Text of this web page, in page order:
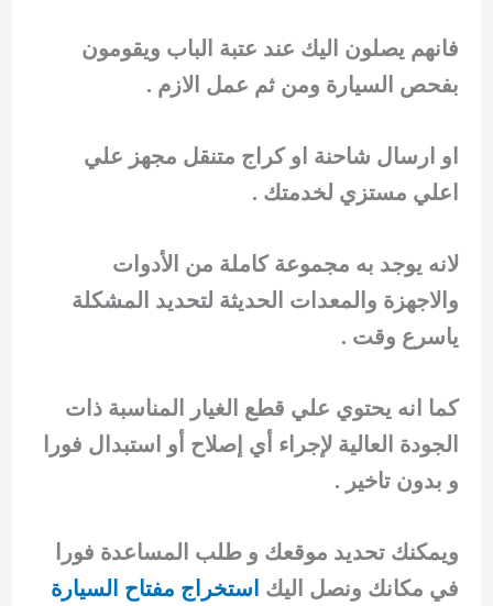
فانهم يصلون اليك عند عتبة الباب ويقومون
بفحص السيارة ومن ثم عمل الازم .
او ارسال شاحنة او كراج متنقل مجهز علي
اعلي مستزي لخدمتك .
لانه يوجد به مجموعة كاملة من الأدوات
والاجهزة والمعدات الحديثة لتحديد المشكلة
ياسرع وقت .
كما انه يحتوي علي قطع الغيار المناسبة ذات
الجودة العالية لإجراء أي إصلاح أو استبدال فورا
و بدون تاخير .
ويمكنك تحديد موقعك و طلب المساعدة فورا
في مكانك ونصل اليك استخراج مفتاح السيارة